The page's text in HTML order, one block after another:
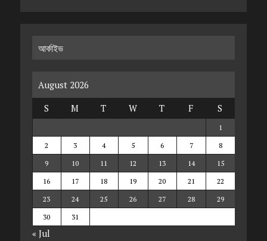
আর্কাইভ
August 2026
S
M T W T F S
1
2
3 4 5 6 7
8
9
10 11 12 13 14
15
16
17 18 19 20 21
22
23
24 25 26 27 28
29
30
31
« Jul